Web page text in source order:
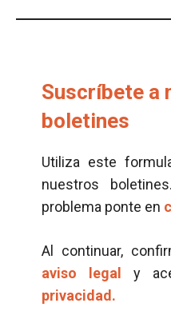
Suscríbete a
boletines
Utiliza este
nuestros
problema ponte en
Al continuar,
aviso legal
y
privacidad.